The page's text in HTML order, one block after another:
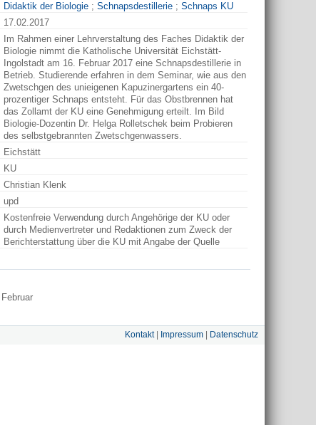
Didaktik der Biologie ; Schnapsdestillerie ; Schnaps KU
17.02.2017
Im Rahmen einer Lehrverstaltung des Faches Didaktik der
Biologie nimmt die Katholische Universität Eichstätt-
Ingolstadt am 16. Februar 2017 eine Schnapsdestillerie in
Betrieb. Studierende erfahren in dem Seminar, wie aus den
Zwetschgen des unieigenen Kapuzinergartens ein 40-
prozentiger Schnaps entsteht. Für das Obstbrennen hat
das Zollamt der KU eine Genehmigung erteilt. Im Bild
Biologie-Dozentin Dr. Helga Rolletschek beim Probieren
des selbstgebrannten Zwetschgenwassers.
Eichstätt
KU
Christian Klenk
upd
Kostenfreie Verwendung durch Angehörige der KU oder
durch Medienvertreter und Redaktionen zum Zweck der
Berichterstattung über die KU mit Angabe der Quelle
Februar
Kontakt| Impressum | Datenschutz